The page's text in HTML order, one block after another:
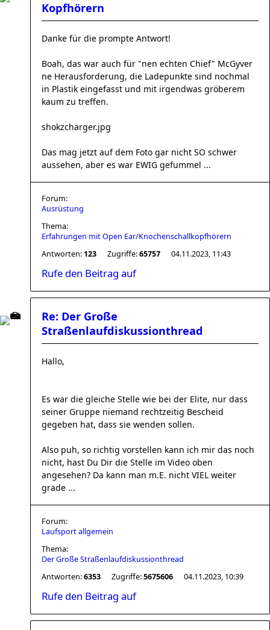
Kopfhörern
Danke für die prompte Antwort!
Boah, das war auch für "nen echten Chief" McGyver
ne Herausforderung, die Ladepunkte sind nochmal
in Plastik eingefasst und mit irgendwas gröberem
kaum zu treffen.
shokzcharger.jpg
Das mag jetzt auf dem Foto gar nicht SO schwer
aussehen, aber es war EWIG gefummel ...
Forum:
Ausrüstung
Thema:
Erfahrungen mit Open Ear/Knochenschallkopfhörern
Antworten: 123 Zugriffe:65757 04.11.2023, 11:43
Rufe den Beitrag auf
Re: Der Große
Straßenlaufdiskussionthread
Hallo,
Es war die gleiche Stelle wie bei der Elite, nur dass
seiner Gruppe niemand rechtzeitig Bescheid
gegeben hat, dass sie wenden sollen.
Also puh, so richtig vorstellen kann ich mir das noch
nicht, hast Du Dir die Stelle im Video oben
angesehen? Da kann man m.E. nicht VIEL weiter
grade ...
Forum:
Laufsport allgemein
Thema:
Der Große Straßenlaufdiskussionthread
Antworten:6353 Zugriffe:5675606 04.11.2023, 10:39
Rufe den Beitrag auf